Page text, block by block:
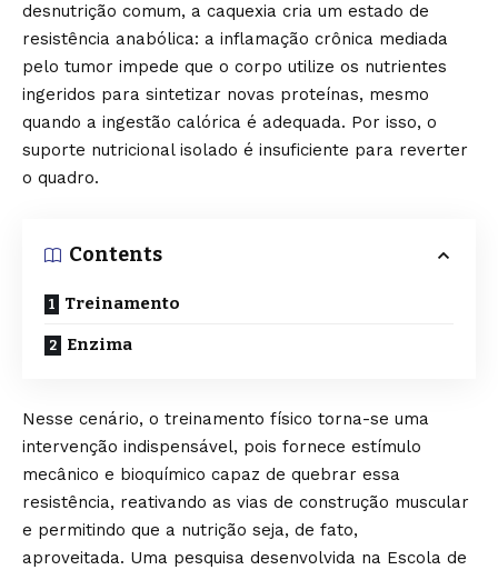
desnutrição comum, a caquexia cria um estado de
resistência anabólica: a inflamação crônica mediada
pelo tumor impede que o corpo utilize os nutrientes
ingeridos para sintetizar novas proteínas, mesmo
quando a ingestão calórica é adequada. Por isso, o
suporte nutricional isolado é insuficiente para reverter
o quadro.
Contents
Treinamento
Enzima
Nesse cenário, o treinamento físico torna-se uma
intervenção indispensável, pois fornece estímulo
mecânico e bioquímico capaz de quebrar essa
resistência, reativando as vias de construção muscular
e permitindo que a nutrição seja, de fato,
aproveitada. Uma pesquisa desenvolvida na Escola de